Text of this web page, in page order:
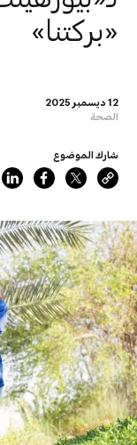
12 ديسمبر 2025
الصحة
«بركتنا»
شارك الموضوع